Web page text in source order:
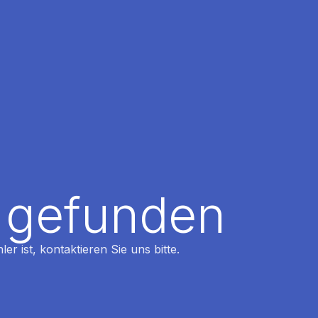
ist, kontaktieren Sie uns bitte.